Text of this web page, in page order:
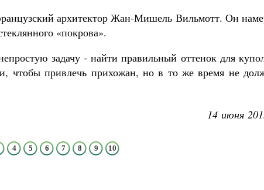
архитектор Жан-Мишель Вильмотт. Он
«покрова».
задачу - найти правильный оттенок для
чтобы привлечь прихожан, но в то же время не
14 июня
4 5 6 7 8 9 10